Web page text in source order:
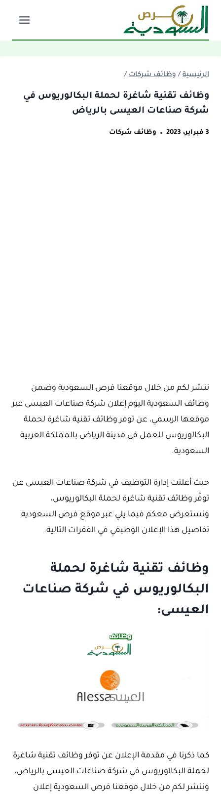
التجاوز
المحتوى
الرئيسية / وظائف شركات /
وظائف تقنية شاغرة لحملة البكالوريوس في
شركة صناعات العيسى بالرياض
3 فبراير، 2023 وظائف شركات
ننشر لكم من خلال موقعنا فرص السعودية وضمن
وظائف السعودية اليوم إعلان شركة صناعات العيسى عبر
موقعها الرسمي، عن توفر وظائف تقنية شاغرة لحملة
البكالوريوس للعمل في مدينة الرياض بالمملكة العربية
السعودية.
حيث أعلنت إدارة التوظيف في شركة صناعات العيسى عن
توفّر وظائف تقنية شاغرة لحملة البكالوريوس،
ونستعرض معكم فيما يلي عبر موقع فرص السعودية
تفاصيل هذا الإعلان الوظيفي في الفقرات التالية.
وظائف تقنية شاغرة لحملة
البكالوريوس في شركة صناعات
العيسى:
كما ذكرنا في مقدمة الإعلان عن توفر وظائف تقنية شاغرة
لحملة البكالوريوس في شركة صناعات العيسى بالرياض،
وننشر لكم من خلال موقعنا فرص السعودية إعلان